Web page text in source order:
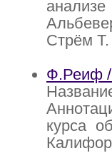
Стрём Т.
Ф.Реиф /
курса